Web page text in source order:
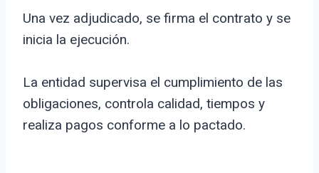
Una vez adjudicado, se firma el contrato y se
inicia la ejecución.
La entidad supervisa el cumplimiento de las
obligaciones, controla calidad, tiempos y
realiza pagos conforme a lo pactado.